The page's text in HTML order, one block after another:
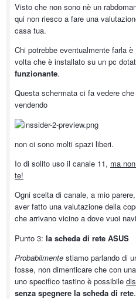
Visto che non sono nè un
qui non riesco a fare una
casa tua.
Chi potrebbe eventualmente farla
volta che è installato su un pc
funzionante.
Questa schermata ci fa vedere
vendendo
non ci sono molti spazi liberi.
Io di solito uso il canale 11, ma
te!
Ogni scelta di canale, a mio
aver fatto una valutazione della
che arrivano vicino a dove vuoi
Punto 3: la scheda di rete ASUS
Probabilmente stiamo parlando di
fosse, non dimenticare che con
uno specifico tastino è possibile
senza spegnere la scheda di rete.